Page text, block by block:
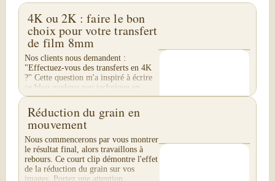
4K ou 2K : faire le bon
choix pour votre transfert
de film 8mm
Nos clients nous demandent :
"Effectuez-vous des transferts en 4K
?" Cette question m'a inspiré à écrire
ce blog quelque peu technique en
quatre parties. Nous ne réalisons pas
de transfert...
Réduction du grain en
mouvement
Nous commencerons par vous montrer
le résultat final, alors travaillons à
rebours. Ce court clip démontre l'effet
de la réduction du grain sur vos
images. Portez une attention